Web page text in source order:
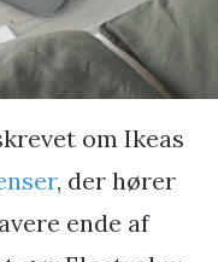
om Ikeas
, der hører
ende af